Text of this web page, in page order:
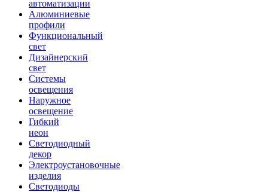
автоматизации
Алюминиевые
профили
Функциональный
свет
Дизайнерский
свет
Системы
освещения
Наружное
освещение
Гибкий
неон
Светодиодный
декор
Электроустановочные
изделия
Светодиоды